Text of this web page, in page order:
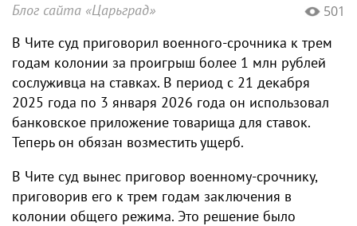
Блог сайта «Царьград» 501
В Чите суд приговорил военного-срочника к трем
годам колонии за проигрыш более 1 млн рублей
сослуживца на ставках. В период с 21 декабря
2025 года по 3 января 2026 года он использовал
банковское приложение товарища для ставок.
Теперь он обязан возместить ущерб.
В Чите суд вынес приговор военному-срочнику,
приговорив его к трем годам заключения в
колонии общего режима. Это решение было